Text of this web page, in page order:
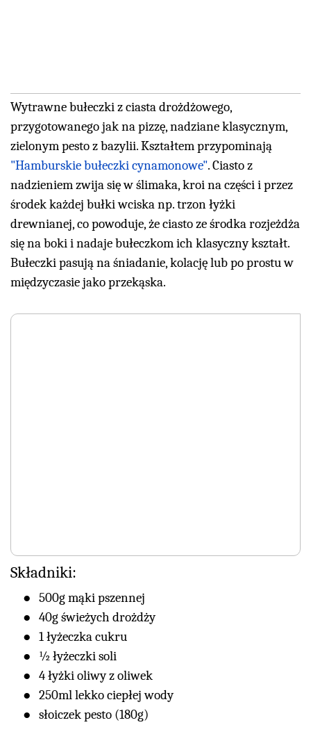
Wytrawne bułeczki z ciasta drożdżowego,
przygotowanego jak na pizzę, nadziane klasycznym,
zielonym pesto z bazylii. Kształtem przypominają
"Hamburskie bułeczki cynamonowe". Ciasto z
nadzieniem zwija się w ślimaka, kroi na części i przez
środek każdej bułki wciska np. trzon łyżki
drewnianej, co powoduje, że ciasto ze środka rozjeżdża
się na boki i nadaje bułeczkom ich klasyczny kształt.
Bułeczki pasują na śniadanie, kolację lub po prostu w
międzyczasie jako przekąska.
Składniki:
500g mąki pszennej
40g świeżych drożdży
1 łyżeczka cukru
½ łyżeczki soli
4 łyżki oliwy z oliwek
250ml lekko ciepłej wody
słoiczek pesto (180g)